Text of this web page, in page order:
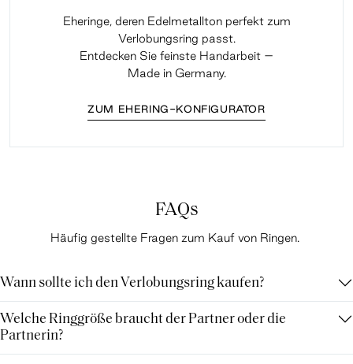
Eheringe, deren Edelmetallton perfekt zum
Verlobungsring passt.
Entdecken Sie feinste Handarbeit –
Made in Germany.
ZUM EHERING-KONFIGURATOR
FAQs
Häufig gestellte Fragen zum Kauf von Ringen.
Wann sollte ich den Verlobungsring kaufen?
Welche Ringgröße braucht der Partner oder die
Partnerin?